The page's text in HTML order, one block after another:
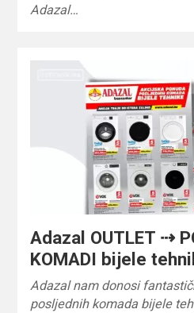
Adazal…
Adazal OUTLET ⇢
KOMADI bijele
Adazal nam donosi
posljednih komada bijele